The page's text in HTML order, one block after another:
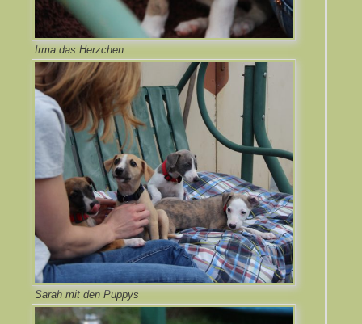
Irma das Herzchen
Sarah mit den Puppys